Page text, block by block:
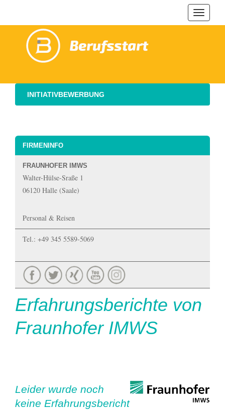
ein-/
INITIATIVBEWERBUNG
FIRMENINFO
FRAUNHOFER IMWS
Walter-Hülse-Sraße 1
06120 Halle (Saale)
Personal & Reisen
Tel.: +49 345 5589-5069
Erfahrungsberichte von
Fraunhofer IMWS
Leider wurde noch
keine Erfahrungsbericht